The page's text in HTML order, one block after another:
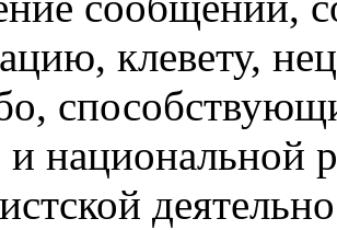
клевету,
и национальной